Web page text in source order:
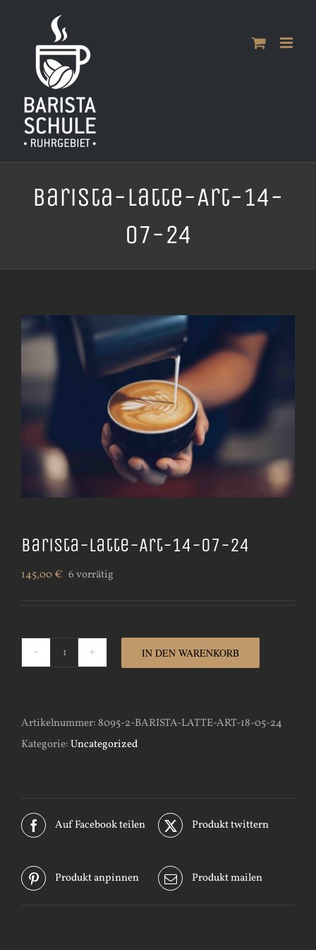
springen
Barista-Latte-Art-14-
07-24
Barista-Latte-Art-14-07-24
145,00€ 6 vorrätig
14-
07-
IN DEN WARENKORB
Artikelnummer:8095-2-BARISTA-LATTE-ART-18-05-24
Kategorie:Uncategorized
Auf Facebook teilen Produkt twittern
Produkt anpinnen Produkt mailen